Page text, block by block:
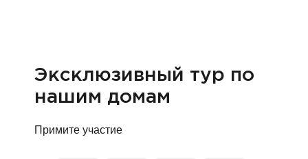
Эксклюзивный тур по
нашим домам
Примите участие